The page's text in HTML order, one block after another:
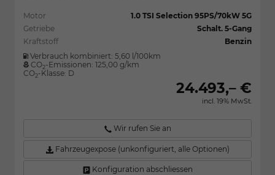
Motor
1.0 TSI Selection 95PS/70kW 5G
Getriebe
Schalt. 5-Gang
Kraftstoff
Benzin
Verbrauch kombiniert: 5,60 l/100km
CO2-Emissionen: 125,00 g/km
CO2-Klasse: D
24.493,– €
incl. 19% MwSt.
Wir rufen Sie an
Fahrzeugexpose (unkonfiguriert, alle Optionen)
Konfiguration abschliessen